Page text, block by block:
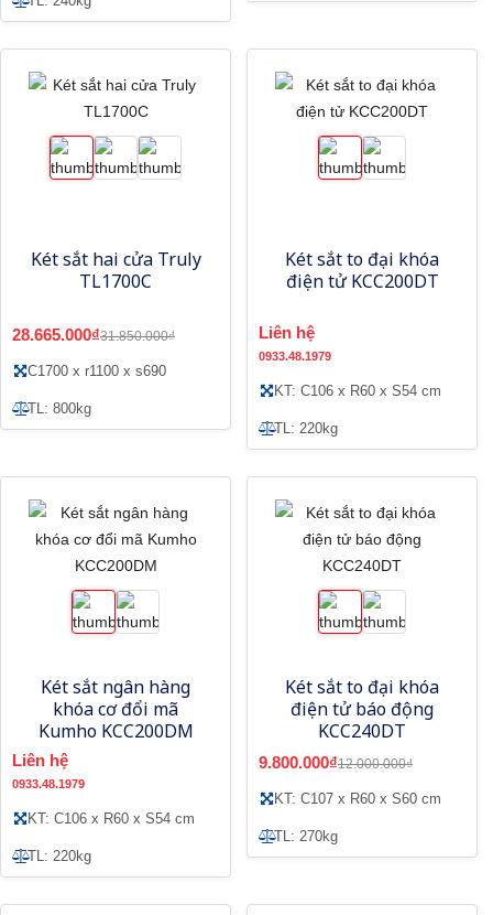
Két sắt hai cửa Truly
TL1700C
28.665.000₫31.850.000₫
C1700 x r1100 x s690
TL: 800kg
Két sắt to đại khóa
điện tử KCC200DT
Liên hệ
0933.48.1979
KT: C106 x R60 x S54 cm
TL: 220kg
Két sắt ngân hàng
khóa cơ đổi mã
Kumho KCC200DM
Liên hệ
0933.48.1979
KT: C106 x R60 x S54 cm
TL: 220kg
Két sắt to đại khóa
điện tử báo động
KCC240DT
9.800.000₫12.000.000₫
KT: C107 x R60 x S60 cm
TL: 270kg